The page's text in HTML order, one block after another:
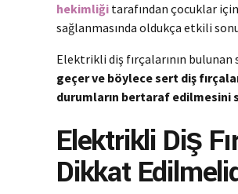
hekimliği tarafından çocuklar
sağlanmasında oldukça etkili
Elektrikli diş fırçalarının bulunan
geçer ve böylece sert diş
durumların bertaraf edilmesini
Elektrikli Diş
Dikkat